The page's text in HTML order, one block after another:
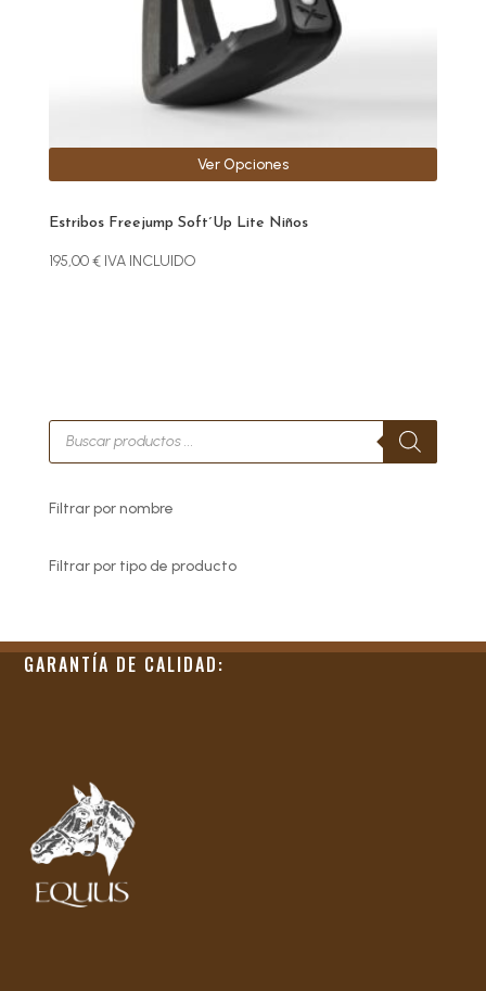
Estribos Freejump Soft´Up Lite Niños
195,00€ IVA INCLUIDO
Ver Opciones
Búsqueda
productos
Filtrar por nombre
Filtrar por tipo de producto
GARANTÍA DE CALIDAD: